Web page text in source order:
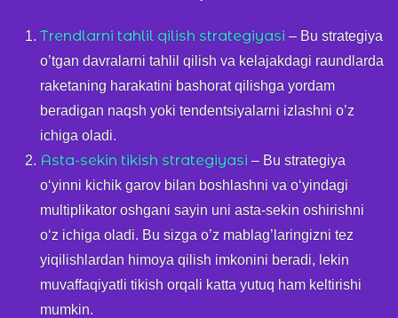
Trendlarni tahlil qilish strategiyasi – Bu strategiya
o’tgan davralarni tahlil qilish va kelajakdagi raundlarda
raketaning harakatini bashorat qilishga yordam
beradigan naqsh yoki tendentsiyalarni izlashni o’z
ichiga oladi.
Asta-sekin tikish strategiyasi – Bu strategiya
oʻyinni kichik garov bilan boshlashni va oʻyindagi
multiplikator oshgani sayin uni asta-sekin oshirishni
oʻz ichiga oladi. Bu sizga o’z mablag’laringizni tez
yiqilishlardan himoya qilish imkonini beradi, lekin
muvaffaqiyatli tikish orqali katta yutuq ham keltirishi
mumkin.